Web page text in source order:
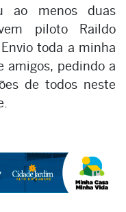
ao menos duas
piloto Raildo
toda a minha
amigos, pedindo a
de todos neste